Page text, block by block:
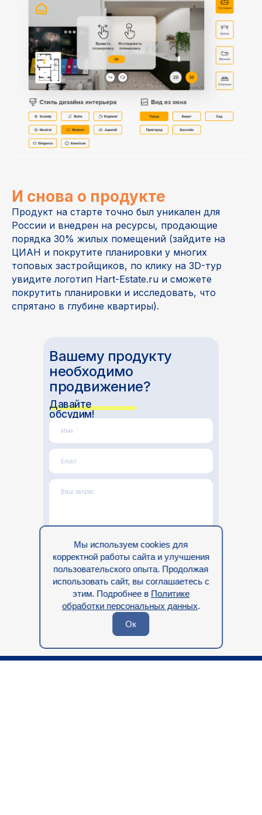
И снова о продукте
Продукт на старте точно был уникален для
России и внедрен на ресурсы, продающие
порядка 30% жилых помещений (зайдите на
ЦИАН и покрутите планировки у многих
топовых застройщиков, по клику на 3D-тур
увидите логотип Hart-Estate.ru и сможете
покрутить планировки и исследовать, что
спрятано в глубине квартиры).
Вашему продукту
необходимо
продвижение?
Давайте
обсудим!
или свяжитесь с нами в телеграмм
Имя
Email
Ваш запрос
Отправить
персональных данных
Мы используем cookies для
корректной работы сайта и улучшения
пользовательского опыта. Продолжая
использовать сайт, вы соглашаетесь с
этим. Подробнее в Политике
обработки персональных данных.
Ок